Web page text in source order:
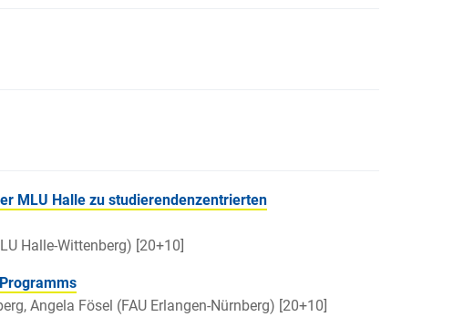
MLU Halle zu studierendenzentrierten
Halle-Wittenberg) [20+10]
Angela Fösel (FAU Erlangen-Nürnberg) [20+10]